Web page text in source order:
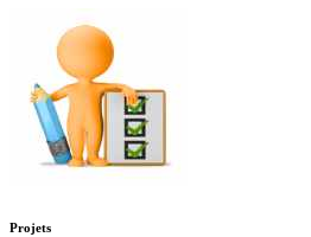
Projets